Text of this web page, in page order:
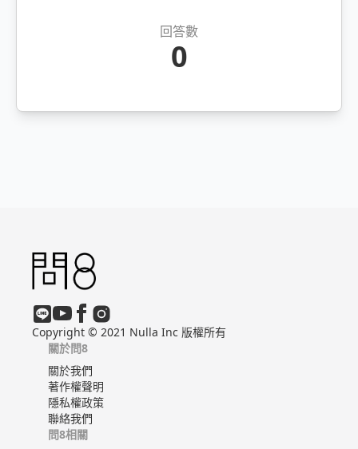
回答數
0
Copyright © 2021 Nulla Inc 版權所有
關於問8
關於我們
著作權聲明
隱私權政策
聯絡我們
問8相關